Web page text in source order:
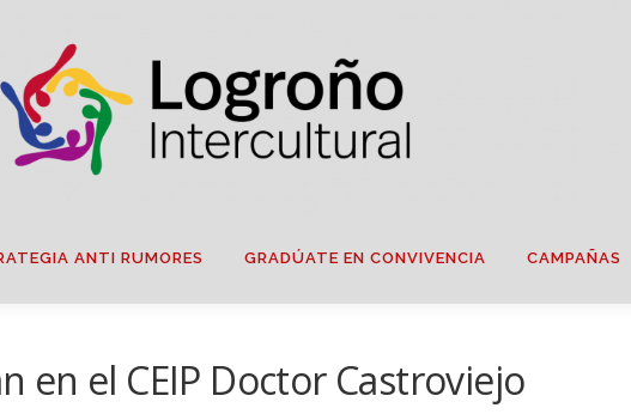
ANTI RUMORES GRADÚATE EN CONVIVENCIA CAMPAÑAS
en el CEIP Doctor Castroviejo